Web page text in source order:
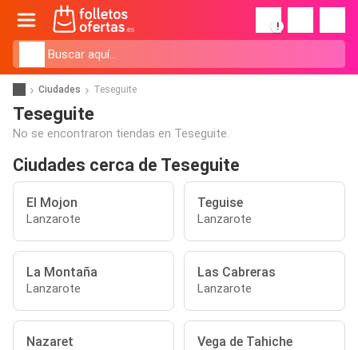
!
Ciudades Teseguite
Teseguite
No se encontraron tiendas en Teseguite.
Ciudades cerca de Teseguite
El Mojon
Lanzarote
Teguise
Lanzarote
La Montaña
Lanzarote
Las Cabreras
Lanzarote
Nazaret Vega de Tahiche